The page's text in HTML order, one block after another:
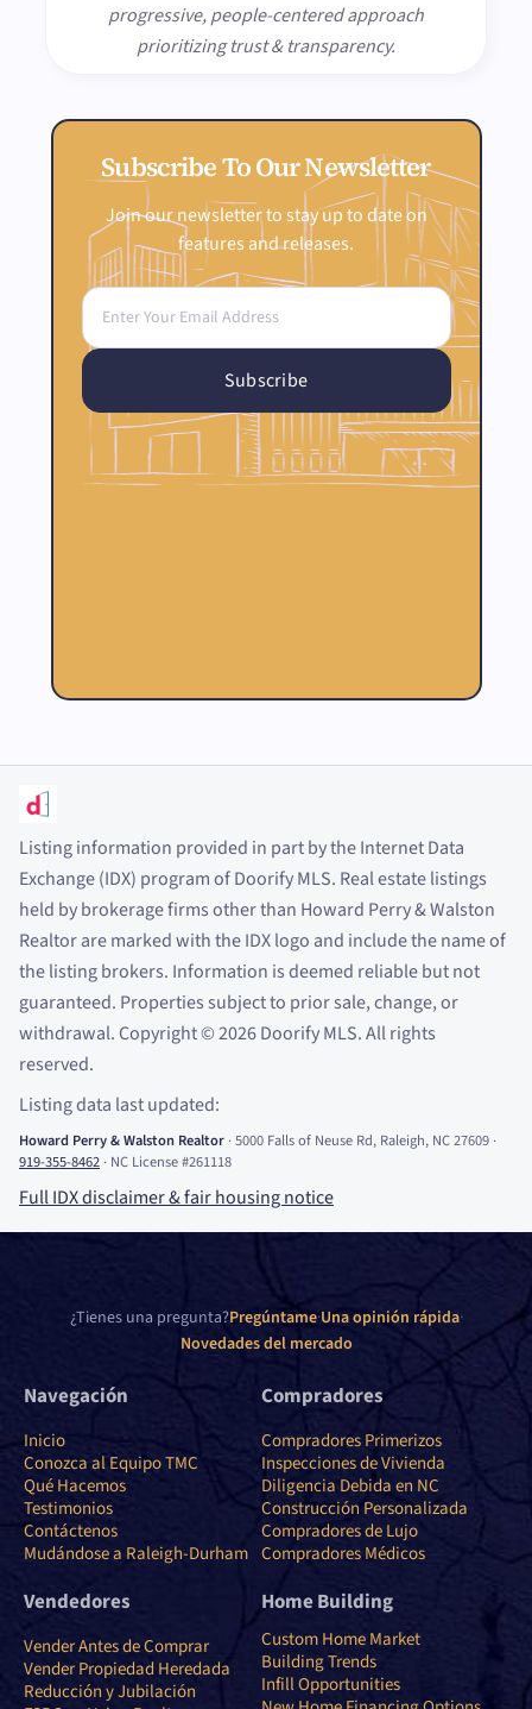
progressive, people-centered approach
prioritizing trust & transparency.
Subscribe To Our Newsletter
Join our newsletter to stay up to date on
features and releases.
Listing information provided in part by the Internet Data
Exchange (IDX) program of Doorify MLS. Real estate listings
held by brokerage firms other than Howard Perry&Walston
Realtor are marked with the IDX logo and include the name of
the listing brokers. Information is deemed reliable but not
guaranteed. Properties subject to prior sale, change, or
withdrawal. Copyright©2026Doorify MLS. All rights
reserved.
Listing data last updated:
Howard Perry&Walston Realtor ·5000 Falls of Neuse Rd, Raleigh, NC 27609 ·
919-355-8462 · NC License #261118
Full IDX disclaimer&fair housing notice
¿Tienes una pregunta?Pregúntame·Una opinión rápida·
Novedades del mercado
Navegación
Inicio
Conozca al Equipo TMC
Qué Hacemos
Testimonios
Contáctenos
Mudándose a Raleigh-Durham
Compradores
Compradores Primerizos
Inspecciones de Vivienda
Diligencia Debida en NC
Construcción Personalizada
Compradores de Lujo
Compradores Médicos
Vendedores
Vender Antes de Comprar
Vender Propiedad Heredada
Reducción y Jubilación
Home Building
Custom Home Market
Building Trends
Infill Opportunities